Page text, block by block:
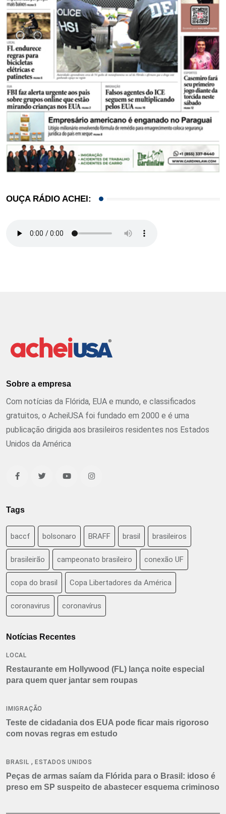
OUÇA RÁDIO ACHEI:
Sobre a empresa
Com notícias da Flórida, EUA e mundo, e classificados
gratuitos, o AcheiUSA foi fundado em 2000 e é uma
publicação dirigida aos brasileiros residentes nos Estados
Unidos da América
Tags
baccf bolsonaro BRAFF brasil brasileiros
brasileirão campeonato brasileiro conexão UF
copa do brasil Copa Libertadores da América
coronavirus coronavírus
Notícias Recentes
LOCAL
Restaurante em Hollywood (FL) lança noite especial
para quem quer jantar sem roupas
IMIGRAÇÃO
Teste de cidadania dos EUA pode ficar mais rigoroso
com novas regras em estudo
BRASIL , ESTADOS UNIDOS
Peças de armas saíam da Flórida para o Brasil: idoso é
preso em SP suspeito de abastecer esquema criminoso